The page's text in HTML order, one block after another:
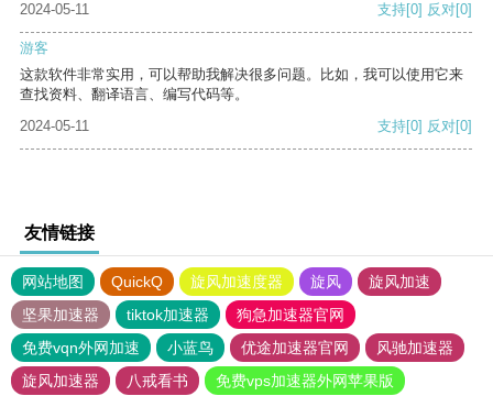
2024-05-11 支持[0] 反对[0]
游客
这款软件非常实用，可以帮助我解决很多问题。比如，我可以使用它来
查找资料、翻译语言、编写代码等。
2024-05-11
支持[0] 反对[0]
友情链接
网站地图 QuickQ 旋风加速度器 旋风
旋风加速
坚果加速器
tiktok加速器
狗急加速器官网
免费vqn外网加速
小蓝鸟 优途加速器官网
风驰加速器
旋风加速器
八戒看书 免费vps加速器外网苹果版